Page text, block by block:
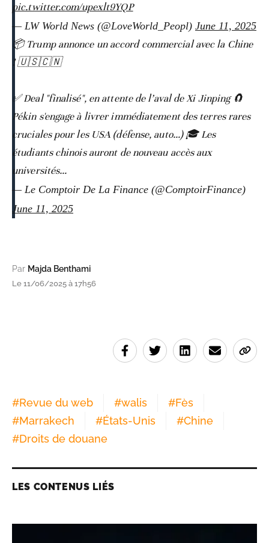
pic.twitter.com/upexlt9YQP
— LW World News (@LoveWorld_Peopl) June 11, 2025
📦 Trump annonce un accord commercial avec la Chine
! 🇺🇸🇨🇳
✅ Deal "finalisé", en attente de l’aval de Xi Jinping 🧲
Pékin s'engage à livrer immédiatement des terres rares
cruciales pour les USA (défense, auto…) 🎓 Les
étudiants chinois auront de nouveau accès aux
universités…
— Le Comptoir De La Finance (@ComptoirFinance)
June 11, 2025
Par Majda Benthami
Le 11/06/2025 à 17h56
#Revue du web #walis #Fès
#Marrakech #États-Unis #Chine
#Droits de douane
LES CONTENUS LIÉS